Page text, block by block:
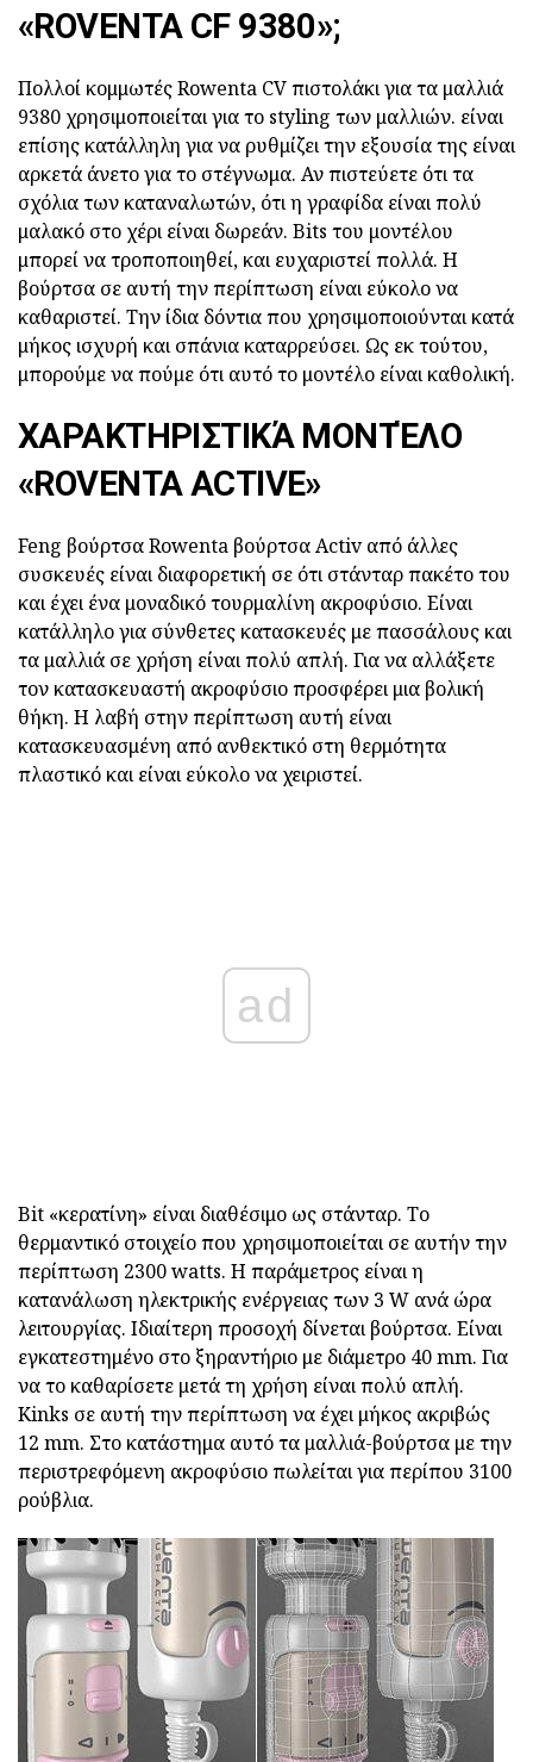
«ROVENTA CF 9380»;
Πολλοί κομμωτές Rowenta CV πιστολάκι για τα μαλλιά
9380 χρησιμοποιείται για το styling των μαλλιών. είναι
επίσης κατάλληλη για να ρυθμίζει την εξουσία της είναι
αρκετά άνετο για το στέγνωμα. Αν πιστεύετε ότι τα
σχόλια των καταναλωτών, ότι η γραφίδα είναι πολύ
μαλακό στο χέρι είναι δωρεάν. Bits του μοντέλου
μπορεί να τροποποιηθεί, και ευχαριστεί πολλά. Η
βούρτσα σε αυτή την περίπτωση είναι εύκολο να
καθαριστεί. Την ίδια δόντια που χρησιμοποιούνται κατά
μήκος ισχυρή και σπάνια καταρρεύσει. Ως εκ τούτου,
μπορούμε να πούμε ότι αυτό το μοντέλο είναι καθολική.
ΧΑΡΑΚΤΗΡΙΣΤΙΚΆ ΜΟΝΤΈΛΟ
«ROVENTA ACTIVE»
Feng βούρτσα Rowenta βούρτσα Activ από άλλες
συσκευές είναι διαφορετική σε ότι στάνταρ πακέτο του
και έχει ένα μοναδικό τουρμαλίνη ακροφύσιο. Είναι
κατάλληλο για σύνθετες κατασκευές με πασσάλους και
τα μαλλιά σε χρήση είναι πολύ απλή. Για να αλλάξετε
τον κατασκευαστή ακροφύσιο προσφέρει μια βολική
θήκη. Η λαβή στην περίπτωση αυτή είναι
κατασκευασμένη από ανθεκτικό στη θερμότητα
πλαστικό και είναι εύκολο να χειριστεί.
ad
Bit «κερατίνη» είναι διαθέσιμο ως στάνταρ. Το
θερμαντικό στοιχείο που χρησιμοποιείται σε αυτήν την
περίπτωση 2300 watts. Η παράμετρος είναι η
κατανάλωση ηλεκτρικής ενέργειας των 3 W ανά ώρα
λειτουργίας. Ιδιαίτερη προσοχή δίνεται βούρτσα. Είναι
εγκατεστημένο στο ξηραντήριο με διάμετρο 40 mm. Για
να το καθαρίσετε μετά τη χρήση είναι πολύ απλή.
Kinks σε αυτή την περίπτωση να έχει μήκος ακριβώς
12 mm. Στο κατάστημα αυτό τα μαλλιά-βούρτσα με την
περιστρεφόμενη ακροφύσιο πωλείται για περίπου 3100
ρούβλια.